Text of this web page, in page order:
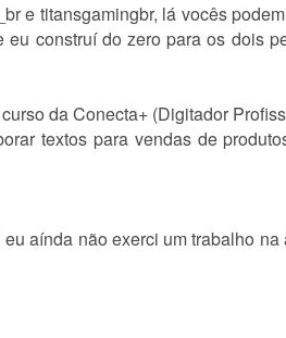
e titansgamingbr, lá vocês
construí do zero para os dois
da Conecta+ (Digitador
textos para vendas de
aínda não exerci um trabalho